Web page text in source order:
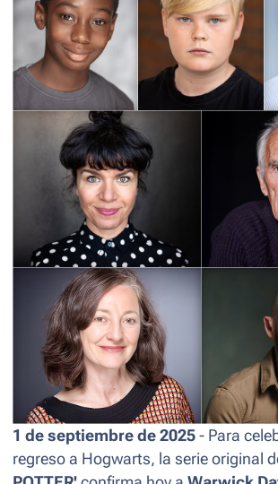
1 de septiembre de 2025 - Para
regreso a Hogwarts, la serie original